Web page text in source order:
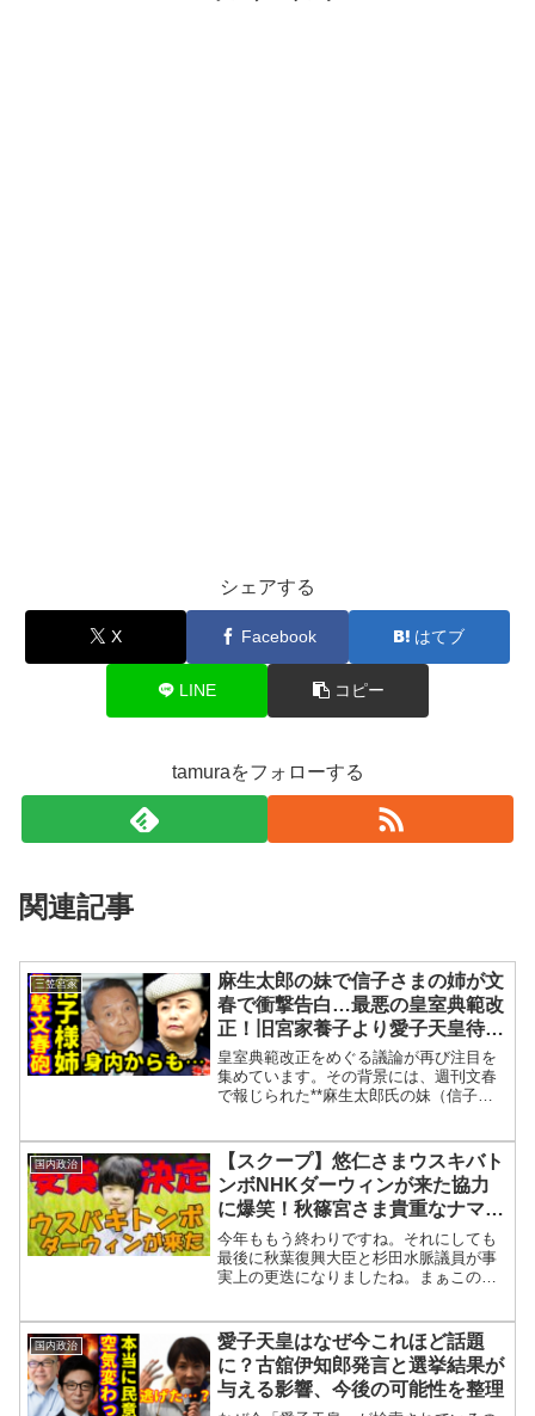
シェアする
X Facebook はてブ
LINE コピー
tamuraをフォローする
関連記事
三笠宮家
麻生太郎の妹で信子さまの姉が文
春で衝撃告白…最悪の皇室典範改
正！旧宮家養子より愛子天皇待望
論が加速…彬子さま養親に専門家
警告でどうなる？
皇室典範改正をめぐる議論が再び注目を
集めています。その背景には、週刊文春
で報じられた**麻生太郎氏の妹（信子さ
た見解が大きく影響しています。今回成
立した改正では、**...
国内政治
【スクープ】悠仁さまウスキバト
ンボNHKダーウィンが来た協力
に爆笑！秋篠宮さま貴重なナマズ
食べたことを暴露
今年ももう終わりですね。それにしても
最後に秋葉復興大臣と杉田水脈議員が事
実上の更迭になりましたね。まぁこの年
だから年初よりも年末のギリギリのタイ
ミングで辞任させたんでし...
国内政治
愛子天皇はなぜ今これほど話題
に？古舘伊知郎発言と選挙結果が
与える影響、今後の可能性を整理